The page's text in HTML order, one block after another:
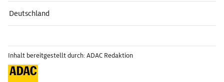
Deutschland
Inhalt bereitgestellt durch: ADAC Redaktion